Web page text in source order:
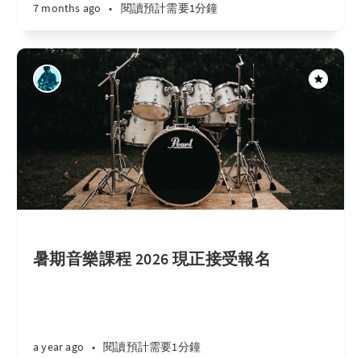
7 months ago • 閱讀預計需要1分鐘
暑期音樂課程 2026 現正接受報名
a year ago • 閱讀預計需要1分鐘